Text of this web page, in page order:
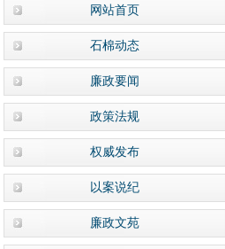
网站首页
石棉动态
廉政要闻
政策法规
权威发布
以案说纪
廉政文苑